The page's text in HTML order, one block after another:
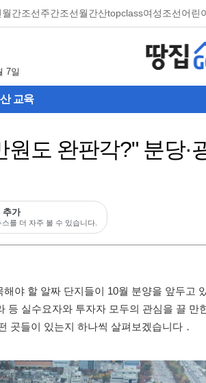
월간조선주간조선월간산topclass여성조선어린
7일
교육
원도 완판각?" 분당
추가
를 더 자주 볼 수 있습니다.
해야 할 알짜 단지들이 10월 분양을 앞두고
등 실수요자와 투자자 모두의 관심을 끌 만
곳들이 있는지 하나씩 살펴보겠습니다．